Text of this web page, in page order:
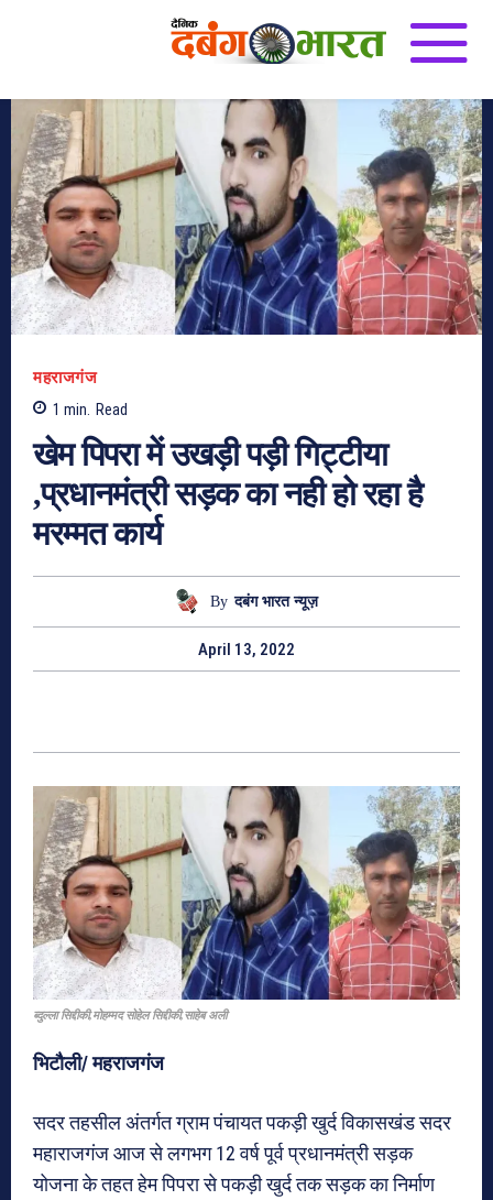
महराजगंज
1 min. Read
खेम पिपरा में उखड़ी पड़ी गिट्टीया
,प्रधानमंत्री सड़क का नही हो रहा है
मरम्मत कार्य
By दबंग भारत न्यूज़
April 13, 2022
ब्दुल्ला सिद्दीकी,मोहम्मद सोहेल सिद्दीकी,साहेब अली
भिटौली/ महराजगंज
सदर तहसील अंतर्गत ग्राम पंचायत पकड़ी खुर्द विकासखंड सदर
महाराजगंज आज से लगभग 12 वर्ष पूर्व प्रधानमंत्री सड़क
योजना के तहत हेम पिपरा से पकड़ी खुर्द तक सड़क का निर्माण